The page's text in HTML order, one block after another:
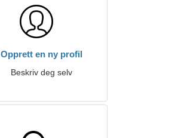
Opprett en ny profil
Beskriv deg selv